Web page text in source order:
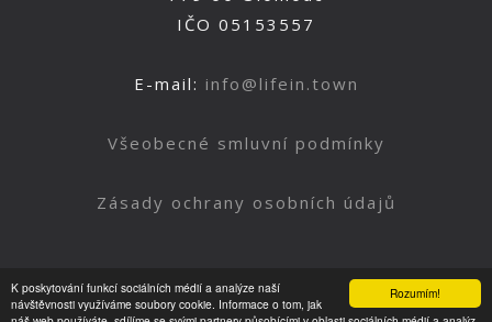
Rozumím!
K poskytování funkcí sociálních médií a analýze naší
návštěvnosti využíváme soubory cookie. Informace o tom, jak
IČO 05153557
E-mail: info@lifein.town
Všeobecné smluvní podmínky
Zásady ochrany osobních údajů
Nahoru